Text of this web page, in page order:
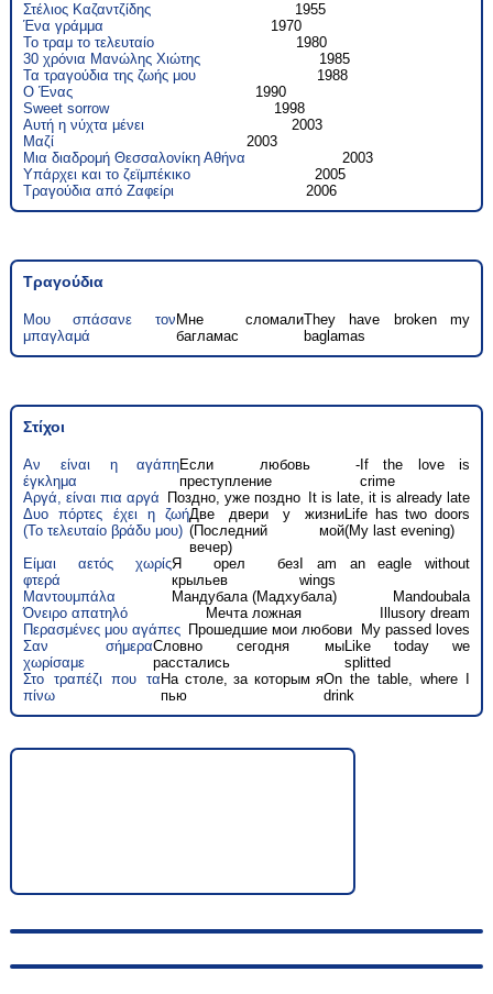
Στέλιος Καζαντζίδης
1955
Ένα γράμμα
1970
Το τραμ το τελευταίο
1980
30 χρόνια Μανώλης Χιώτης
1985
Τα τραγούδια της ζωής μου
1988
Ο Ένας
1990
Sweet sorrow
1998
Αυτή η νύχτα μένει
2003
Μαζί
2003
Μια διαδρομή Θεσσαλονίκη Αθήνα
2003
Υπάρχει και το ζεϊμπέκικο
2005
Τραγούδια από Ζαφείρι
2006
Τραγούδια
Μου σπάσανε τον
μπαγλαμά
Мне сломали
багламас
They have broken my
baglamas
Στίχοι
Αν είναι η αγάπη
έγκλημα
Если любовь -
преступление
If the love is
crime
Αργά, είναι πια αργά
Поздно, уже поздно
It is late, it is already late
Δυο πόρτες έχει η ζωή
(Το τελευταίο βράδυ μου)
Две двери у жизни
(Последний мой
вечер)
Life has two doors
(My last evening)
Είμαι αετός χωρίς
φτερά
Я орел без
крыльев
I am an eagle without
wings
Μαντουμπάλα
Мандубала (Мадхубала)
Mandoubala
Όνειρο απατηλό
Мечта ложная
Illusory dream
Περασμένες μου αγάπες
Прошедшие мои любови
My passed loves
Σαν σήμερα
χωρίσαμε
Словно сегодня мы
расстались
Like today we
splitted
Στο τραπέζι που τα
πίνω
На столе, за которым я
пью
On the table, where I
drink